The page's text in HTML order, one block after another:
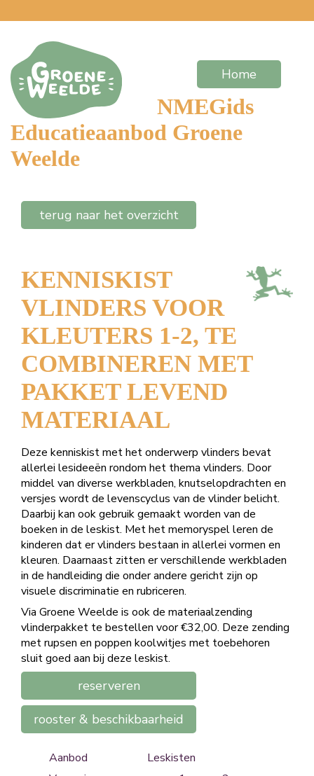
Home
NMEGids
Educatieaanbod Groene
Weelde
terug naar het overzicht
KENNISKIST
VLINDERS VOOR
KLEUTERS 1-2, TE
COMBINEREN MET
PAKKET LEVEND
MATERIAAL
Deze kenniskist met het onderwerp vlinders bevat
allerlei lesideeën rondom het thema vlinders. Door
middel van diverse werkbladen, knutselopdrachten en
versjes wordt de levenscyclus van de vlinder belicht.
Daarbij kan ook gebruik gemaakt worden van de
boeken in de leskist. Met het memoryspel leren de
kinderen dat er vlinders bestaan in allerlei vormen en
kleuren. Daarnaast zitten er verschillende werkbladen
in de handleiding die onder andere gericht zijn op
visuele discriminatie en rubriceren.
Via Groene Weelde is ook de materiaalzending
vlinderpakket te bestellen voor €32,00. Deze zending
met rupsen en poppen koolwitjes met toebehoren
sluit goed aan bij deze leskist.
reserveren
rooster & beschikbaarheid
Aanbod
Leskisten